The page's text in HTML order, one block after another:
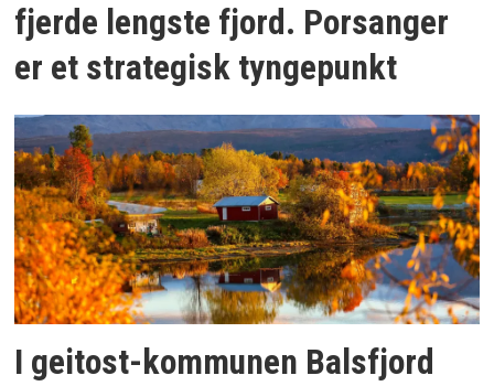
fjerde lengste fjord. Porsanger
er et strategisk tyngepunkt
I geitost-kommunen Balsfjord